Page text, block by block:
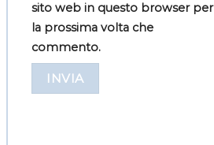
sito web in questo browser per
la prossima volta che
commento.